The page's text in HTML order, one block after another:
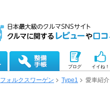
ブログ イイね！
フォルクスワーゲン Type1 愛車紹介